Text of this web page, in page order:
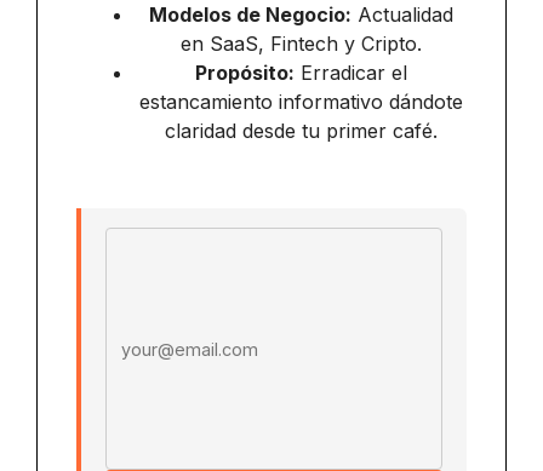
Modelos de Negocio: Actualidad
en SaaS, Fintech y Cripto.
Propósito: Erradicar el
estancamiento informativo dándote
claridad desde tu primer café.